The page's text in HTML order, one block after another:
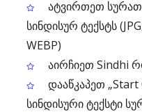
ატვირთეთ
სინდისურ ტექსტს
WEBP)
აირჩიეთ Sindhi
დააწკაპეთ
სინდისური ტექსტი